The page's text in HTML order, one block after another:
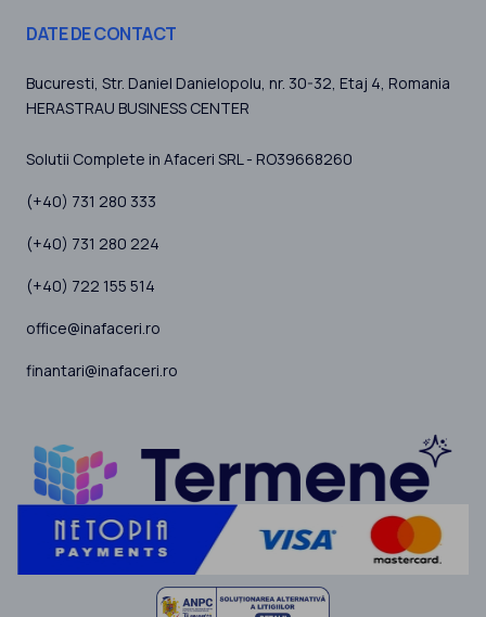
DATE DE CONTACT
Bucuresti, Str. Daniel Danielopolu, nr. 30-32, Etaj 4, Romania
HERASTRAU BUSINESS CENTER
Solutii Complete in Afaceri SRL - RO39668260
(+40) 731 280 333
(+40) 731 280 224
(+40) 722 155 514
office@inafaceri.ro
finantari@inafaceri.ro